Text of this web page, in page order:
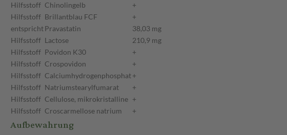
Hilfsstoff Chinolingelb
+
Hilfsstoff Brillantblau FCF
+
entsprichtPravastatin
38,03 mg
Hilfsstoff Lactose
210,9 mg
Hilfsstoff Povidon K30
+
Hilfsstoff Crospovidon
+
Hilfsstoff Calciumhydrogenphosphat+
Hilfsstoff Natriumstearylfumarat
+
Hilfsstoff Cellulose, mikrokristalline +
Hilfsstoff Croscarmellose natrium +
Aufbewahrung